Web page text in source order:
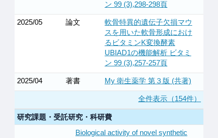
ン 99 (3),298-298頁
2025/05 論文
軟骨特異的遺伝子欠損マウ
スを用いた軟骨形成におけ
るビタミンK変換酵素
UBIAD1の機能解析 ビタミ
ン 99 (3),257-257頁
2025/04 著書 My 衛生薬学 第３版 (共著)
全件表示（154件）
研究課題・受託研究・科研費
Biological activity of novel synthetic